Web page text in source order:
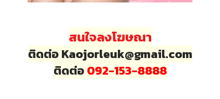
สนใจลงโฆษณา
ติดต่อ Kaojorleuk@gmail.com
ติดต่อ 092-153-8888